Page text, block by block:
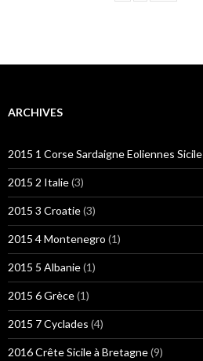
ARCHIVES
2015 1 Corse Sardaigne Eoliennes Sicile
2015 2 Italie(3)
2015 3 Croatie(3)
2015 4 Montenegro (1)
2015 5 Albanie(1)
2015 6 Grèce(1)
2015 7 Cyclades (4)
2016 Crête Sicile à Bretagne(9)